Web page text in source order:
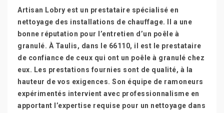
Artisan Lobry est un prestataire spécialisé en
nettoyage des installations de chauffage. Il a une
bonne réputation pour l’entretien d’un poêle à
granulé. À Taulis, dans le 66110, il est le prestataire
de confiance de ceux qui ont un poêle à granulé chez
eux. Les prestations fournies sont de qualité, à la
hauteur de vos exigences. Son équipe de ramoneurs
expérimentés intervient avec professionnalisme en
apportant l’expertise requise pour un nettoyage dans